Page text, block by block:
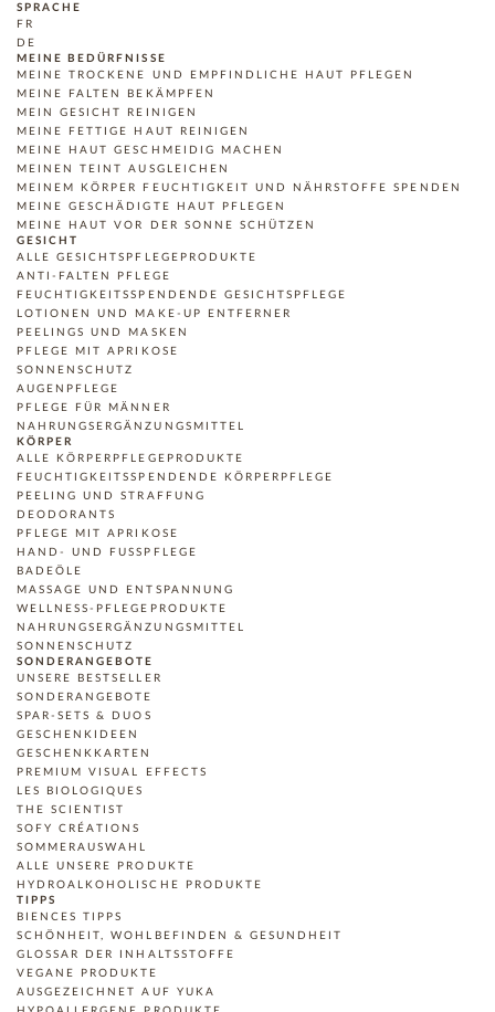
SPRACHE
FR
DE
MEINE BEDÜRFNISSE
MEINE TROCKENE UND EMPFINDLICHE HAUT PFLEGEN
MEINE FALTEN BEKÄMPFEN
MEIN GESICHT REINIGEN
MEINE FETTIGE HAUT REINIGEN
MEINE HAUT GESCHMEIDIG MACHEN
MEINEN TEINT AUSGLEICHEN
MEINEM KÖRPER FEUCHTIGKEIT UND NÄHRSTOFFE SPENDEN
MEINE GESCHÄDIGTE HAUT PFLEGEN
MEINE HAUT VOR DER SONNE SCHÜTZEN
GESICHT
ALLE GESICHTSPFLEGEPRODUKTE
ANTI-FALTEN PFLEGE
FEUCHTIGKEITSSPENDENDE GESICHTSPFLEGE
LOTIONEN UND MAKE-UP ENTFERNER
PEELINGS UND MASKEN
PFLEGE MIT APRIKOSE
SONNENSCHUTZ
AUGENPFLEGE
PFLEGE FÜR MÄNNER
NAHRUNGSERGÄNZUNGSMITTEL
KÖRPER
ALLE KÖRPERPFLEGEPRODUKTE
FEUCHTIGKEITSSPENDENDE KÖRPERPFLEGE
PEELING UND STRAFFUNG
DEODORANTS
PFLEGE MIT APRIKOSE
HAND- UND FUSSPFLEGE
BADEÖLE
MASSAGE UND ENTSPANNUNG
WELLNESS-PFLEGEPRODUKTE
NAHRUNGSERGÄNZUNGSMITTEL
SONNENSCHUTZ
SONDERANGEBOTE
UNSERE BESTSELLER
SONDERANGEBOTE
SPAR-SETS & DUOS
GESCHENKIDEEN
GESCHENKKARTEN
PREMIUM VISUAL EFFECTS
LES BIOLOGIQUES
THE SCIENTIST
SOFY CRÉATIONS
SOMMERAUSWAHL
ALLE UNSERE PRODUKTE
HYDROALKOHOLISCHE PRODUKTE
TIPPS
BIENCES TIPPS
SCHÖNHEIT, WOHLBEFINDEN & GESUNDHEIT
GLOSSAR DER INHALTSSTOFFE
VEGANE PRODUKTE
AUSGEZEICHNET AUF YUKA